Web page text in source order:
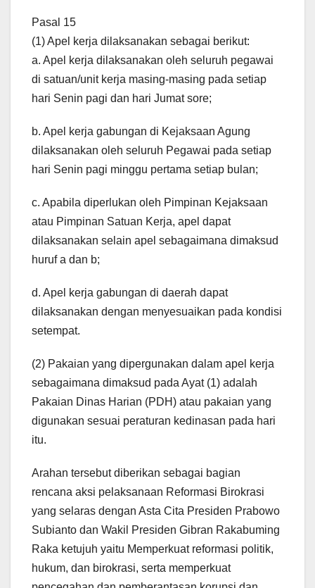
Pasal 15
(1) Apel kerja dilaksanakan sebagai berikut:
a. Apel kerja dilaksanakan oleh seluruh pegawai
di satuan/unit kerja masing-masing pada setiap
hari Senin pagi dan hari Jumat sore;
b. Apel kerja gabungan di Kejaksaan Agung
dilaksanakan oleh seluruh Pegawai pada setiap
hari Senin pagi minggu pertama setiap bulan;
c. Apabila diperlukan oleh Pimpinan Kejaksaan
atau Pimpinan Satuan Kerja, apel dapat
dilaksanakan selain apel sebagaimana dimaksud
huruf a dan b;
d. Apel kerja gabungan di daerah dapat
dilaksanakan dengan menyesuaikan pada kondisi
setempat.
(2) Pakaian yang dipergunakan dalam apel kerja
sebagaimana dimaksud pada Ayat (1) adalah
Pakaian Dinas Harian (PDH) atau pakaian yang
digunakan sesuai peraturan kedinasan pada hari
itu.
Arahan tersebut diberikan sebagai bagian
rencana aksi pelaksanaan Reformasi Birokrasi
yang selaras dengan Asta Cita Presiden Prabowo
Subianto dan Wakil Presiden Gibran Rakabuming
Raka ketujuh yaitu Memperkuat reformasi politik,
hukum, dan birokrasi, serta memperkuat